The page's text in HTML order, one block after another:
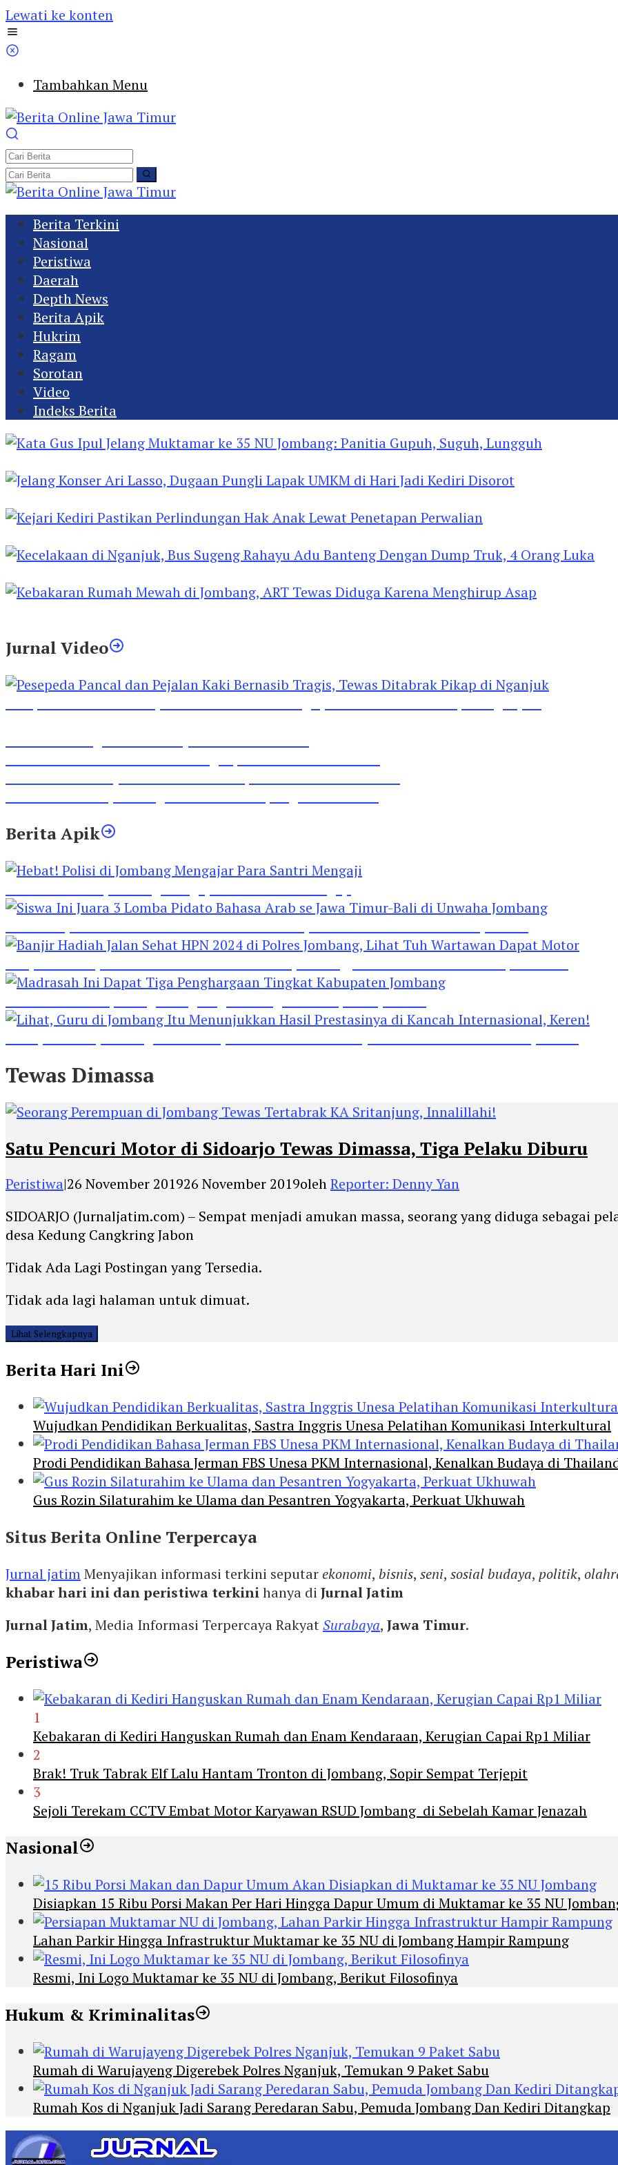
Lewati ke konten
Tambahkan Menu
Berita Terkini
Nasional
Peristiwa
Daerah
Depth News
Berita Apik
Hukrim
Ragam
Sorotan
Video
Indeks Berita
Jurnal Video
Berita Apik
Tewas Dimassa
Satu Pencuri Motor di Sidoarjo Tewas Dimassa, Tiga Pelaku Diburu
Peristiwa|26 November 201926 November 2019olehReporter: Denny Yan
SIDOARJO (Jurnaljatim.com) – Sempat menjadi amukan massa, seorang yang diduga sebagai
desa Kedung Cangkring Jabon
Tidak Ada Lagi Postingan yang Tersedia.
Tidak ada lagi halaman untuk dimuat.
Lihat Selengkapnya
Berita Hari Ini
Wujudkan Pendidikan Berkualitas, Sastra Inggris Unesa Pelatihan Komunikasi Interkultural
Prodi Pendidikan Bahasa Jerman FBS Unesa PKM Internasional, Kenalkan Budaya di
Gus Rozin Silaturahim ke Ulama dan Pesantren Yogyakarta, Perkuat Ukhuwah
Situs Berita Online Terpercaya
Jurnal jatimMenyajikan informasi terkini seputarekonomi, bisnis, seni, sosial budaya, politik,
khabar hari ini dan peristiwa terkinihanya di Jurnal Jatim
Jurnal Jatim, Media Informasi Terpercaya RakyatSurabaya, Jawa Timur.
Peristiwa
1
Kebakaran di Kediri Hanguskan Rumah dan Enam Kendaraan, Kerugian Capai Rp1 Miliar
2
Brak! Truk Tabrak Elf Lalu Hantam Tronton di Jombang, Sopir Sempat Terjepit
3
Sejoli Terekam CCTV Embat Motor Karyawan RSUD Jombang di Sebelah Kamar Jenazah
Nasional
Disiapkan 15 Ribu Porsi Makan Per Hari Hingga Dapur Umum di Muktamar ke 35 NU
Lahan Parkir Hingga Infrastruktur Muktamar ke 35 NU di Jombang Hampir Rampung
Resmi, Ini Logo Muktamar ke 35 NU di Jombang, Berikut Filosofinya
Hukum & Kriminalitas
Rumah di Warujayeng Digerebek Polres Nganjuk, Temukan 9 Paket Sabu
Rumah Kos di Nganjuk Jadi Sarang Peredaran Sabu, Pemuda Jombang Dan Kediri Ditangkap